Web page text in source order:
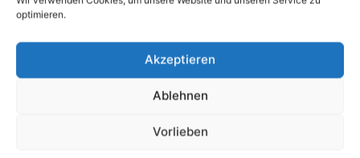
optimieren.
Akzeptieren
Ablehnen
Vorlieben
Bundesratsinitiative zu Maklergebühren